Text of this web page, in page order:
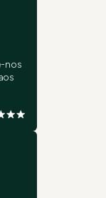
nos